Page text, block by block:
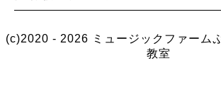
(c)2020 - 2026 ミュージックファーム
教室